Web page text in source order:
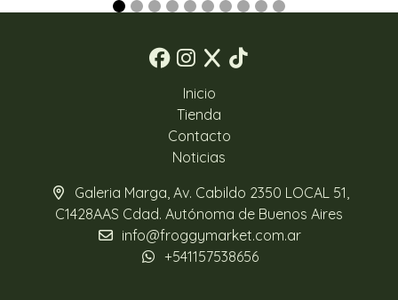
Inicio
Tienda
Contacto
Noticias
Galeria Marga, Av. Cabildo 2350 LOCAL 51,
C1428AAS Cdad. Autónoma de Buenos Aires
info@froggymarket.com.ar
+541157538656